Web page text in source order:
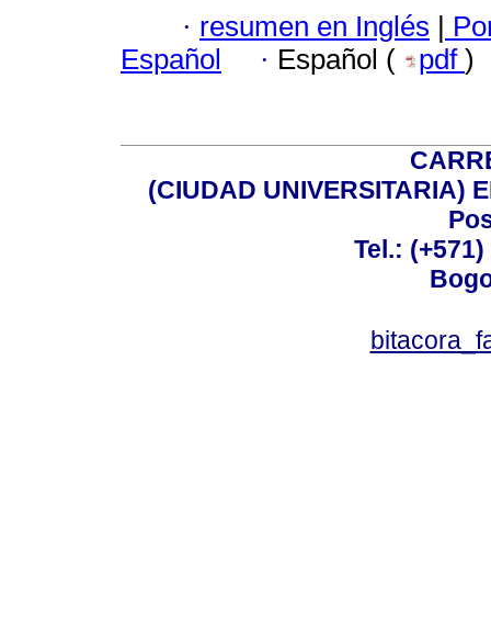
· resumen en Inglés |
Español
· Español ( pdf )
(CIUDAD UNIVERSITARIA)
Tel.: